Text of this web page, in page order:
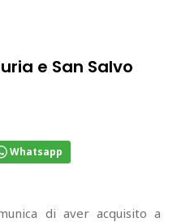
e San Salvo
Whatsapp
di aver acquisito a